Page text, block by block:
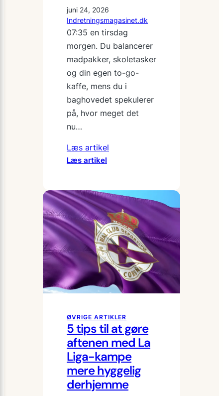
juni 24, 2026
Indretningsmagasinet.dk
07:35 en tirsdag
morgen. Du balancerer
madpakker, skoletasker
og din egen to-go-
kaffe, mens du i
baghovedet spekulerer
på, hvor meget det
nu…
Læs artikel
Læs artikel
flere
familier
at
prøve
Green
Mobility
i
stedet
for
bil
ØVRIGE ARTIKLER
5 tips til at gøre
aftenen med La
Liga-kampe
mere hyggelig
derhjemme